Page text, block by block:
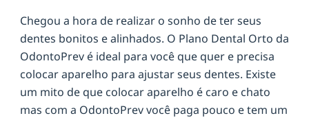
Chegou a hora de realizar o sonho de ter seus
dentes bonitos e alinhados. O Plano Dental Orto da
OdontoPrev é ideal para você que quer e precisa
colocar aparelho para ajustar seus dentes. Existe
um mito de que colocar aparelho é caro e chato
mas com a OdontoPrev você paga pouco e tem um